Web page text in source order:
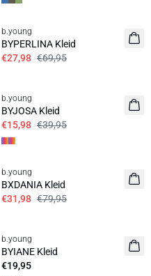
60%
b.young
BYPERLINA Kleid
€27,98 €69,95
b.young
BYJOSA Kleid
€15,98 €39,95
60%
b.young
BXDANIA Kleid
€31,98 €79,95
Basic
b.young
BYIANE Kleid
€19,95